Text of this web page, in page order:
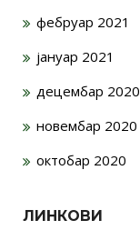
фебруар 2021
јануар 2021
децембар 2020
новембар 2020
октобар 2020
ЛИНКОВИ